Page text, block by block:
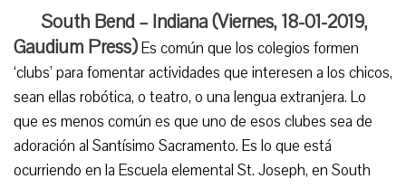
South Bend – Indiana (Viernes, 18-01-2019,
Gaudium Press)Es común que los colegios formen
‘clubs’ para fomentar actividades que interesen a los chicos,
sean ellas robótica, o teatro, o una lengua extranjera. Lo
que es menos común es que uno de esos clubes sea de
adoración al Santísimo Sacramento. Es lo que está
ocurriendo en la Escuela elemental St. Joseph, en South